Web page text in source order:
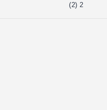
(2) 2